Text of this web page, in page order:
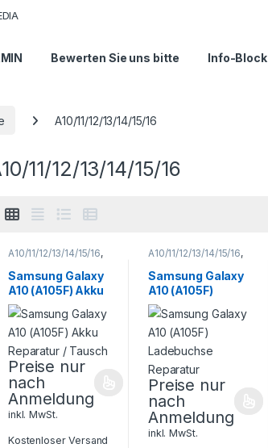
Bewerten Sie uns bitte Info-Block
A10/11/12/13/14/15/16
11/12/13/14/15/16
A10/11/12/13/14/15/16,
Samsung,
Smartphone
Reparatur
Samsung Galaxy
A10 (A105F) Akku
Reparatur /
Tausch
Preise nur
nach
Anmeldung
inkl. MwSt.
Kostenloser Versand
A10/11/12/13/14/15/16,
Samsung,
Smartphone
Reparatur
Samsung Galaxy
A10 (A105F)
Ladebuchse
Reparatur
Preise nur
nach
Anmeldung
inkl. MwSt.